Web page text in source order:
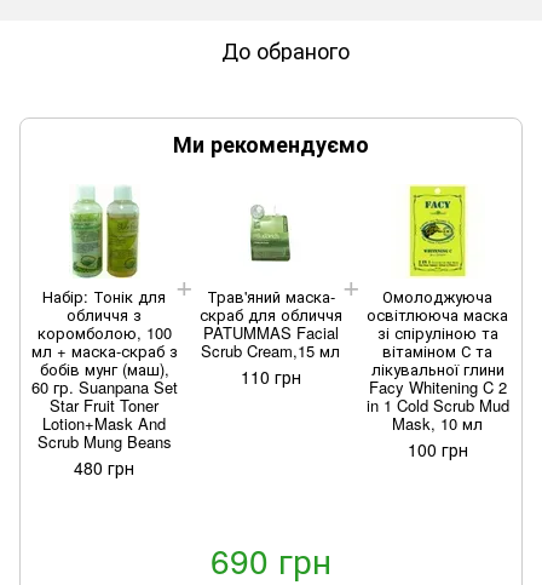
До обраного
Ми рекомендуємо
Набір: Тонік для
обличчя з
коромболою, 100
мл + маска-скраб з
бобів мунг (маш),
60 гр. Suanpana Set
Star Fruit Toner
Lotion+Mask And
Scrub Mung Beans
480 грн
Трав'яний маска-
скраб для обличчя
PATUMMAS Facial
Scrub Cream,15 мл
110 грн
Омолоджуюча
освітлююча маска
зі спіруліною та
вітаміном С та
лікувальної глини
Facy Whitening C 2
in 1 Cold Scrub Mud
Mask, 10 мл
100 грн
690 грн